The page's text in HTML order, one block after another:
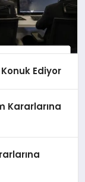
Ediyor
Kararlarına